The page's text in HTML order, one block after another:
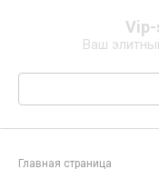
Ваш
Поиск:
Главная страница